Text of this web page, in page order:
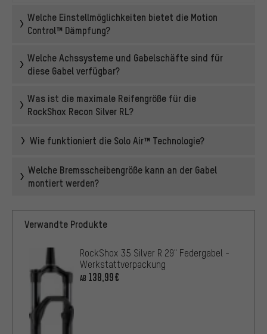
Welche Einstellmöglichkeiten bietet die Motion
Control™ Dämpfung?
Welche Achssysteme und Gabelschäfte sind für
diese Gabel verfügbar?
Was ist die maximale Reifengröße für die
RockShox Recon Silver RL?
Wie funktioniert die Solo Air™ Technologie?
Welche Bremsscheibengröße kann an der Gabel
montiert werden?
Verwandte Produkte
RockShox 35 Silver R 29" Federgabel -
Werkstattverpackung
AB 138,99€